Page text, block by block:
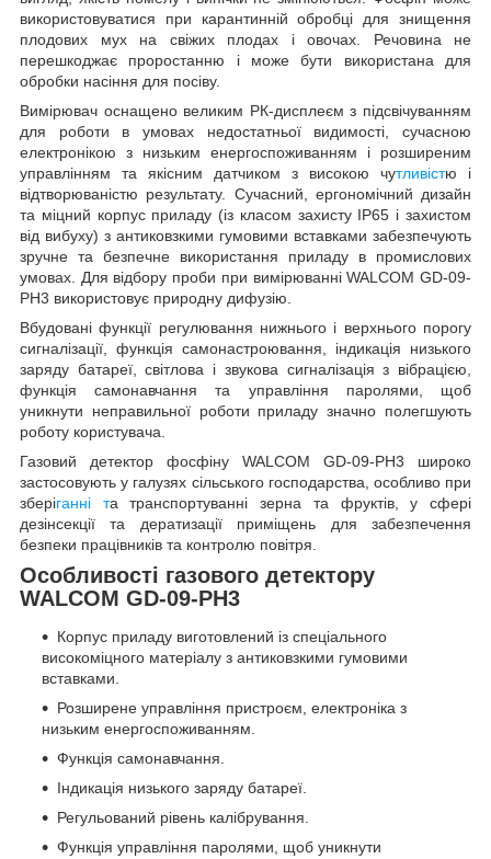
використовуватися при карантинній обробці для знищення
плодових мух на свіжих плодах і овочах. Речовина не
перешкоджає проростанню і може бути використана для
обробки насіння для посіву.
Вимірювач оснащено великим РК-дисплеєм з підсвічуванням
для роботи в умовах недостатньої видимості, сучасною
електронікою з низьким енергоспоживанням і розширеним
управлінням та якісним датчиком з високою чутливістю і
відтворюваністю результату. Сучасний, ергономічний дизайн
та міцний корпус приладу (із класом захисту IP65 і захистом
від вибуху) з антиковзкими гумовими вставками забезпечують
зручне та безпечне використання приладу в промислових
умовах. Для відбору проби при вимірюванні WALCOM GD-09-
PH3 використовує природну дифузію.
Вбудовані функції регулювання нижнього і верхнього порогу
сигналізації, функція самонастроювання, індикація низького
заряду батареї, світлова і звукова сигналізація з вібрацією,
функція самонавчання та управління паролями, щоб
уникнути неправильної роботи приладу значно полегшують
роботу користувача.
Газовий детектор фосфіну WALCOM GD-09-PH3 широко
застосовують у галузях сільського господарства, особливо при
зберіганні та транспортуванні зерна та фруктів, у сфері
дезінсекції та дератизації приміщень для забезпечення
безпеки працівників та контролю повітря.
Особливості газового детектору
WALCOM GD-09-PH3
Корпус приладу виготовлений із спеціального
високоміцного матеріалу з антиковзкими гумовими
вставками.
Розширене управління пристроєм, електроніка з
низьким енергоспоживанням.
Функція самонавчання.
Індикація низького заряду батареї.
Регульований рівень калібрування.
Функція управління паролями, щоб уникнути